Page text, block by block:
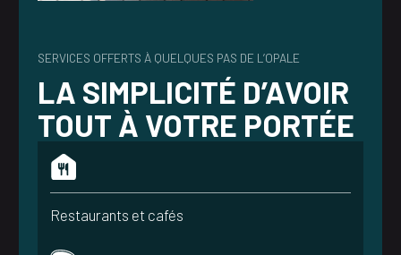
SERVICES OFFERTS À QUELQUES PAS DE L’OPALE
LA SIMPLICITÉ D’AVOIR
TOUT À VOTRE PORTÉE
Restaurants et cafés